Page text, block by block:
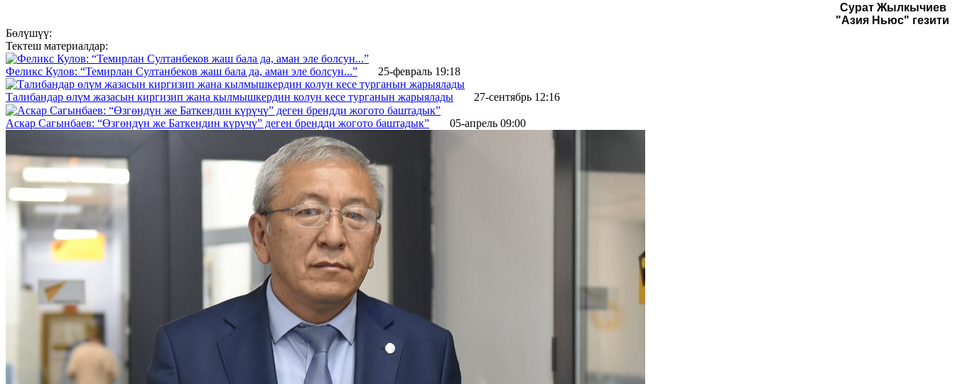
Сурат Жылкычиев
"Азия Ньюс" гезити
Бөлүшүү:
Тектеш материалдар:
Феликс Кулов: “Темирлан Султанбеков жаш бала да, аман эле болсун...” 25-февраль 19:18
Талибандар өлүм жазасын киргизип жана кылмышкердин колун кесе турганын жарыялады 27-сентябрь 12:16
Аскар Сагынбаев: “Өзгөндүн же Баткендин күрүчү” деген брендди жогото баштадык” 05-апрель 09:00